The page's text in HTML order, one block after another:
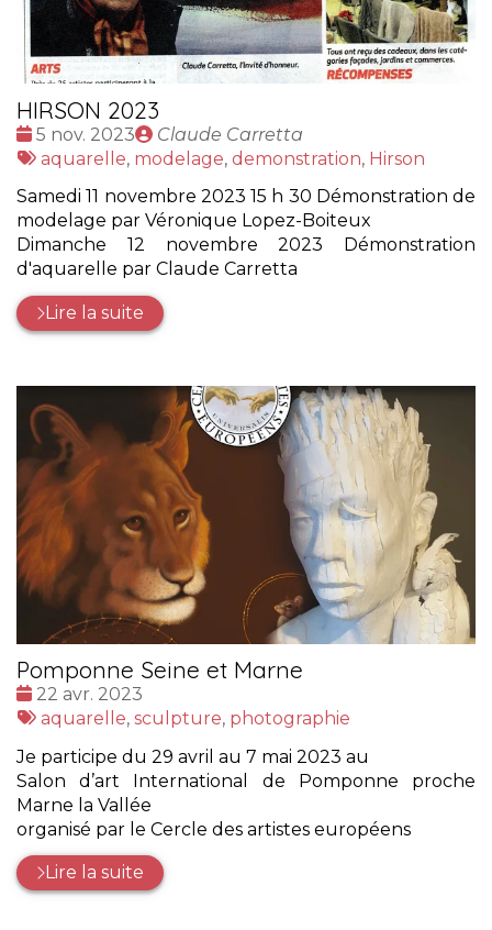
HIRSON 2023
Date
:
5 nov. 2023
Publié
par
Claude Carretta
Tags
aquarelle, modelage, demonstration, Hirson
Samedi 11 novembre 2023 15 h 30 Démonstration de
modelage par Véronique Lopez-Boiteux
Dimanche 12 novembre 2023 Démonstration
d'aquarelle par Claude Carretta
Lire la suite
Pomponne Seine et Marne
Date
:
22 avr. 2023
Tags
aquarelle, sculpture, photographie
Je participe du 29 avril au 7 mai 2023 au
Salon d’art International de Pomponne proche
Marne la Vallée
organisé par le Cercle des artistes européens
Lire la suite